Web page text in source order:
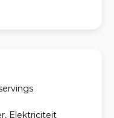
Elektriciteit